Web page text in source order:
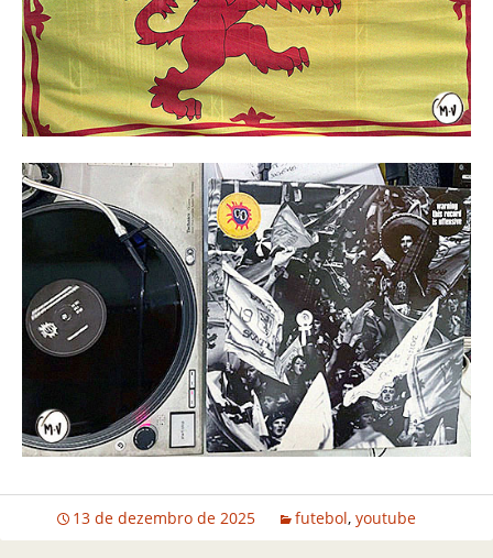
13 de dezembro de 2025 futebol, youtube